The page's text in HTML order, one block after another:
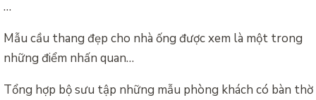
…
Mẫu cầu thang đẹp cho nhà ống được xem là một trong
những điểm nhấn quan…
Tổng hợp bộ sưu tập những mẫu phòng khách có bàn thờ